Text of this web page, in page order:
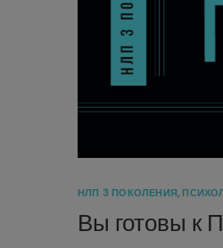
НЛП 3 ПОКОЛЕНИЯ,
Вы готовы к